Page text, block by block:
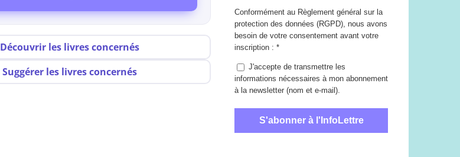
Découvrir les livres concernés
Suggérer les livres concernés
Conformément au Règlement général sur la
protection des données (RGPD), nous avons
besoin de votre consentement avant votre
inscription : *
J'accepte de transmettre les
informations nécessaires à mon abonnement
à la newsletter (nom et e-mail).